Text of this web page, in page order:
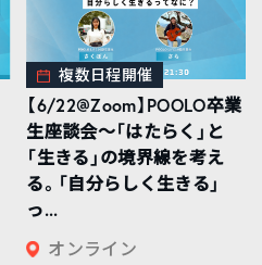
複数日程開催
【6/22@Zoom】POOLO卒業
生座談会〜「はたらく」と
「生きる」の境界線を考え
る。「自分らしく生きる」
っ...
オンライン